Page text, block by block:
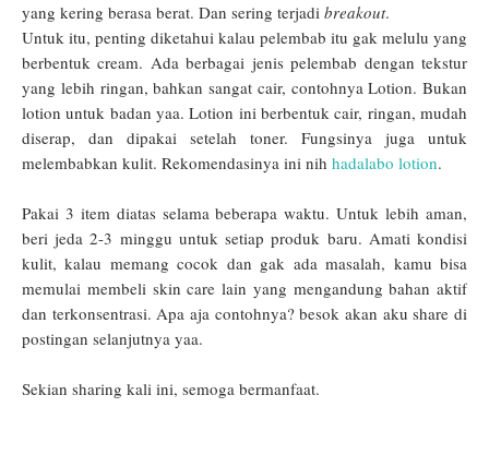
yang kering berasa berat. Dan sering terjadi breakout.
Untuk itu, penting diketahui kalau pelembab itu gak melulu yang
berbentuk cream. Ada berbagai jenis pelembab dengan tekstur
yang lebih ringan, bahkan sangat cair, contohnya Lotion. Bukan
lotion untuk badan yaa. Lotion ini berbentuk cair, ringan, mudah
diserap, dan dipakai setelah toner. Fungsinya juga untuk
melembabkan kulit. Rekomendasinya ini nih hadalabo lotion.
Pakai 3 item diatas selama beberapa waktu. Untuk lebih aman,
beri jeda 2-3 minggu untuk setiap produk baru. Amati kondisi
kulit, kalau memang cocok dan gak ada masalah, kamu bisa
memulai membeli skin care lain yang mengandung bahan aktif
dan terkonsentrasi. Apa aja contohnya? besok akan aku share di
postingan selanjutnya yaa.
Sekian sharing kali ini, semoga bermanfaat.